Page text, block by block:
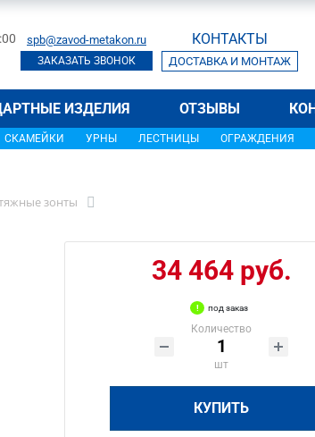
spb@zavod-metakon.ru
ЗАКАЗАТЬ ЗВОНОК
КОНТАКТЫ
ДОСТАВКА И МОНТАЖ
ИЗДЕЛИЯ ОТЗЫВЫ
СКАМЕЙКИ УРНЫ ЛЕСТНИЦЫ ОГРАЖДЕНИЯ
зонты
34 464 руб.
под заказ
Количество
шт
КУПИТЬ